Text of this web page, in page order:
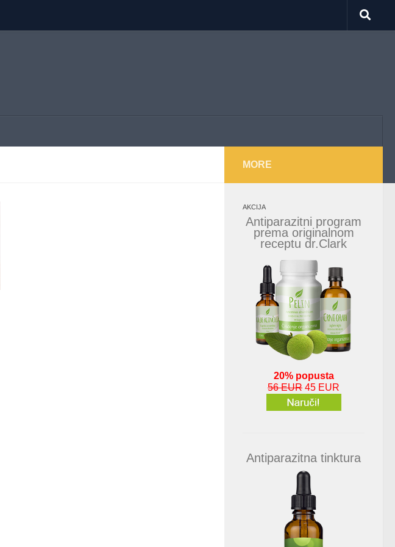
MORE
AKCIJA
Antiparazitni program
prema originalnom
receptu dr.Clark
20% popusta
56 EUR 45 EUR
Antiparazitna tinktura